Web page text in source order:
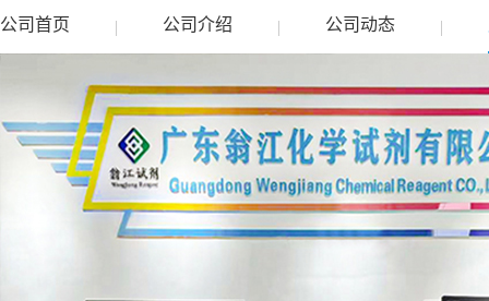
公司首页 公司介绍 公司动态